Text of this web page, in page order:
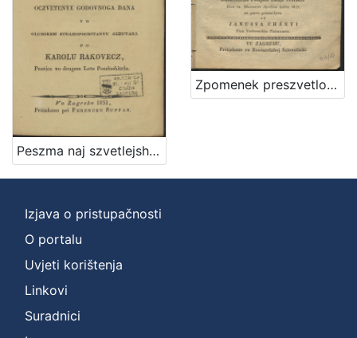
Peszma naj szvetlejshoj y naj prestimanejshoj groficzi Eleonori Patachich od Zajezde, y Zarand, kakti viteskoj narodnoga jezika lyubiteliczi na oczvetenye godovnoga dana vu glubokem ztrahopochitanyu alduvana / po Karolu Rakovecz pravicz vu drugem letu poszlushitelu
Zpomenek preszvetloga ... Barthola Patachich, ... kada vu farnoj czirkvi verbovechki szvoje proti tak Vrednomu Thovarushu Lyubavi ... v-dova Eleonora Patachich z-dosztojnum Pompum dalaje zverssiti Dan 14. Meszecza Aprilisa Letta 1817, / na pervo posztavlyen od Janussa Chanyi ...
Izjava o pristupačnosti
O portalu
Uvjeti korištenja
Linkovi
Suradnici